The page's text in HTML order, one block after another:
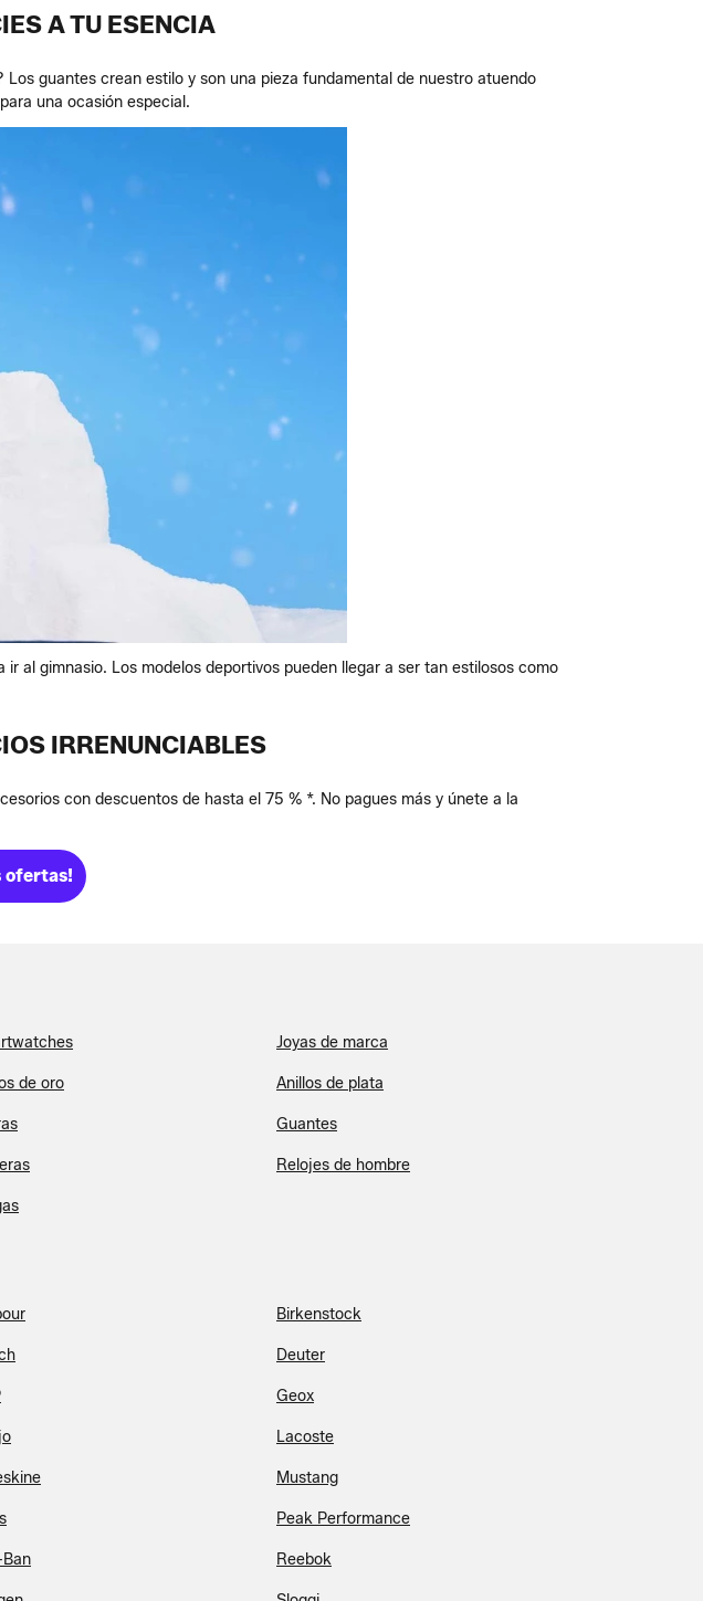
A TU ESENCIA
guantes crean estilo y son una pieza fundamental de nuestro atuendo
una ocasión especial.
al gimnasio. Los modelos deportivos pueden llegar a ser tan estilosos como
IRRENUNCIABLES
con descuentos de hasta el 75 % *. No pagues más y únete a la
ofertas!
Joyas de marca
de oro Anillos de plata
Guantes
Relojes de hombre
Birkenstock
Deuter
Geox
Lacoste
Mustang
Peak Performance
Ban Reebok